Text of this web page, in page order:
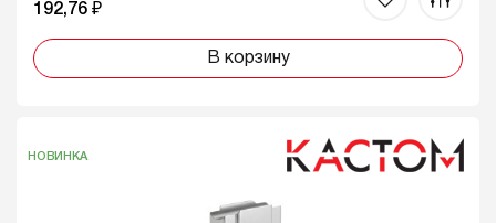
192,76 ₽
В корзину
НОВИНКА